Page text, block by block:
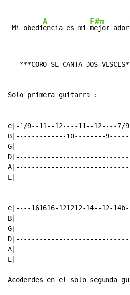
Mi obedi
A
encia es mi
F#m
mejor ador
***CORO SE CANTA DOS
Solo primera guitarra :
e|-1/9--11--12----11--12----7/9-
B|-------------10--------
e|----161616-121212-14--12-
Acoderdes en el solo segunda